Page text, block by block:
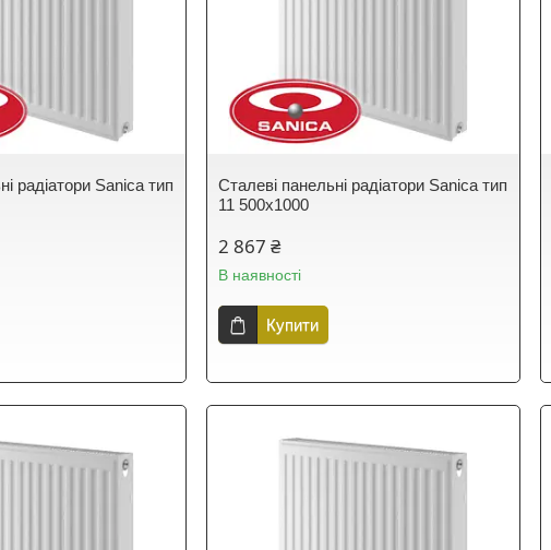
радіатори Sanica тип
Сталеві панельні радіатори Sanica тип
11 500х1000
2 867 ₴
В наявності
Купити